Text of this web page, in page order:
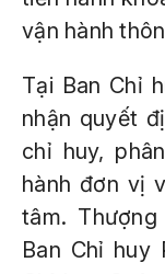
vận hành
Tại Ban Chỉ
nhận quyết
chỉ huy,
hành đơn vị
tâm.
Ban Chỉ huy